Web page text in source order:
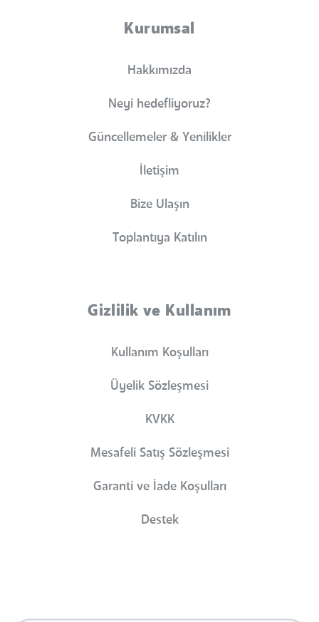
Kurumsal
Hakkımızda
Neyi hedefliyoruz?
Güncellemeler & Yenilikler
İletişim
Bize Ulaşın
Toplantıya Katılın
Gizlilik ve Kullanım
Kullanım Koşulları
Üyelik Sözleşmesi
KVKK
Mesafeli Satış Sözleşmesi
Garanti ve İade Koşulları
Destek